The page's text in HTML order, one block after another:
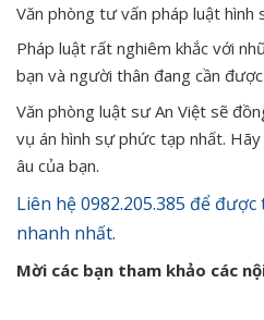
Văn phòng tư vấn pháp luật hình
Pháp luật rất nghiêm khắc với
bạn và người thân đang cần
Văn phòng luật sư An Việt sẽ
vụ án hình sự phức tạp nhất.
âu của bạn.
Liên hệ 0982.205.385 để
nhanh nhất.
Mời các bạn tham khảo các